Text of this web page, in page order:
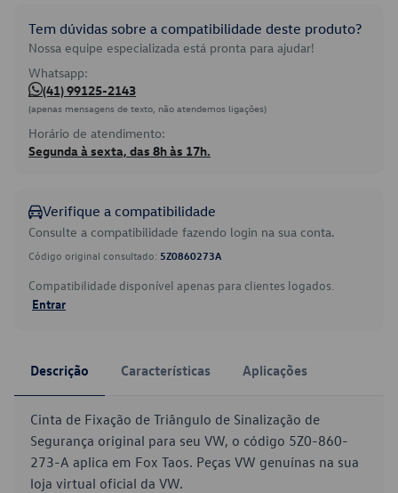
Tem dúvidas sobre a compatibilidade deste produto?
Nossa equipe especializada está pronta para ajudar!
Whatsapp:
(41) 99125-2143
(apenas mensagens de texto, não atendemos ligações)
Horário de atendimento:
Segunda à sexta, das 8h às 17h.
Verifique a compatibilidade
Consulte a compatibilidade fazendo login na sua conta.
Código original consultado: 5Z0860273A
Compatibilidade disponível apenas para clientes logados.
Entrar
Descrição Características Aplicações
Cinta de Fixação de Triângulo de Sinalização de
Segurança original para seu VW, o código 5Z0-860-
273-A aplica em Fox Taos. Peças VW genuínas na sua
loja virtual oficial da VW.